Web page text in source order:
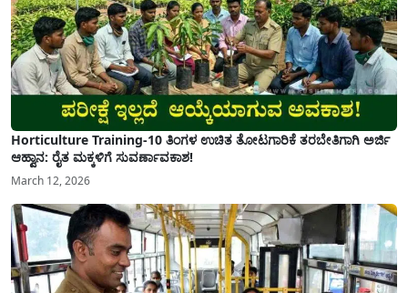
Horticulture Training-10 ತಿಂಗಳ ಉಚಿತ ತೋಟಗಾರಿಕೆ ತರಬೇತಿಗಾಗಿ ಅರ್ಜಿ
ಆಹ್ವಾನ: ರೈತ ಮಕ್ಕಳಿಗೆ ಸುವರ್ಣಾವಕಾಶ!
March 12, 2026